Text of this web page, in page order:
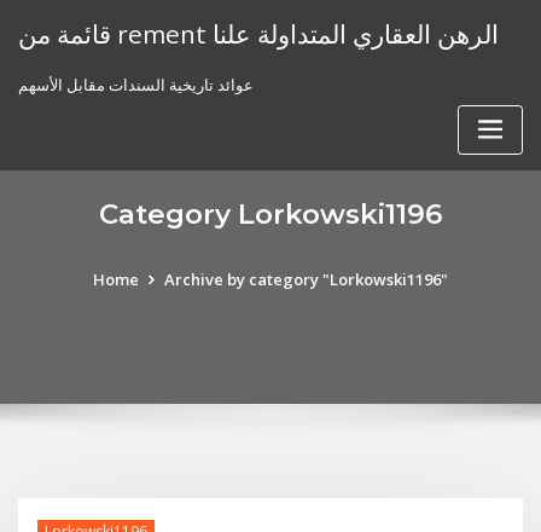
قائمة من rement الرهن العقاري المتداولة علنا
عوائد تاريخية السندات مقابل الأسهم
Category Lorkowski1196
Home Archive by category "Lorkowski1196"